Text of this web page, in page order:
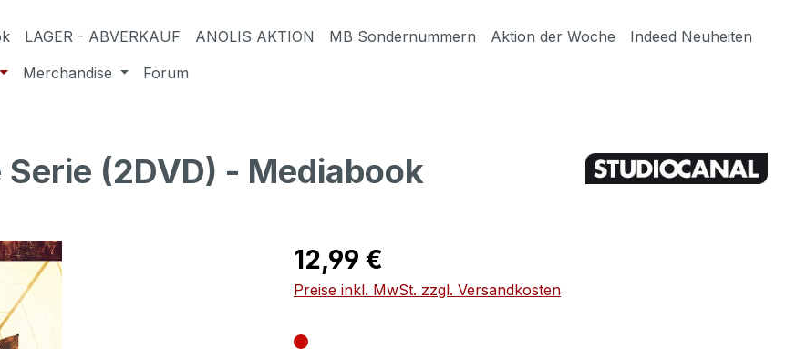
LAGER - ABVERKAUF ANOLIS AKTION MB Sondernummern Aktion der Woche
Indeed Neuheiten
Merchandise Forum
Serie (2DVD) - Mediabook
Regulärer Preis:
12,99 €
Preise inkl. MwSt. zzgl. Versandkosten